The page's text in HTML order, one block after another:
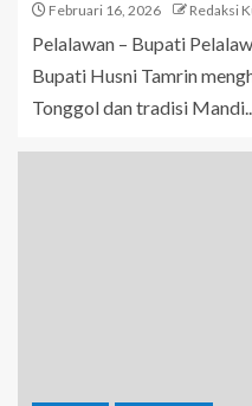
Februari 16, 2026 Redaksi
Pelalawan – Bupati
Bupati Husni Tamrin
Tonggol dan tradisi